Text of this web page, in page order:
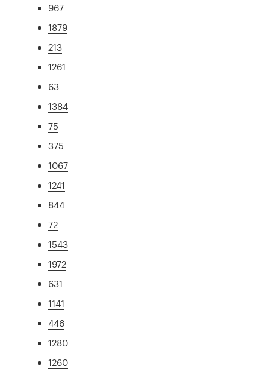
967
1879
213
1261
63
1384
75
375
1067
1241
844
72
1543
1972
631
1141
446
1280
1260